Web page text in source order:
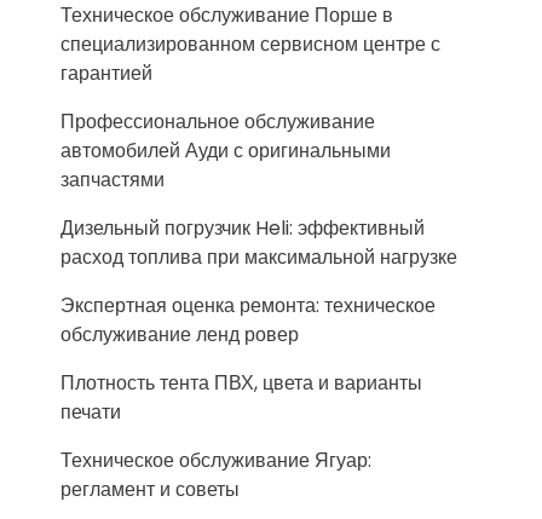
Техническое обслуживание Порше в
специализированном сервисном центре с
гарантией
Профессиональное обслуживание
автомобилей Ауди с оригинальными
запчастями
Дизельный погрузчик Heli: эффективный
расход топлива при максимальной нагрузке
Экспертная оценка ремонта: техническое
обслуживание ленд ровер
Плотность тента ПВХ, цвета и варианты
печати
Техническое обслуживание Ягуар:
регламент и советы